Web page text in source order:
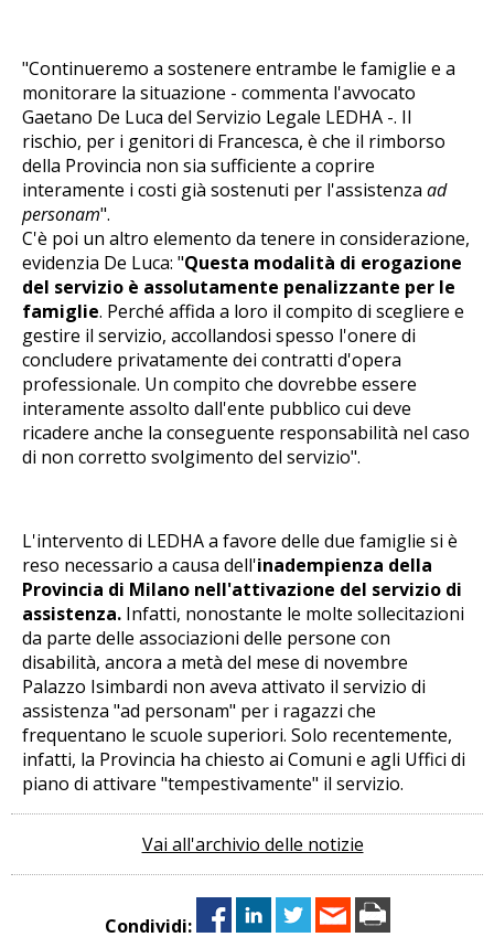
"Continueremo a sostenere entrambe le famiglie e a
monitorare la situazione - commenta l'avvocato
Gaetano De Luca del Servizio Legale LEDHA -. Il
rischio, per i genitori di Francesca, è che il rimborso
della Provincia non sia sufficiente a coprire
interamente i costi già sostenuti per l'assistenza ad
personam".
C'è poi un altro elemento da tenere in considerazione,
evidenzia De Luca: "Questa modalità di erogazione
del servizio è assolutamente penalizzante per le
famiglie. Perché affida a loro il compito di scegliere e
gestire il servizio, accollandosi spesso l'onere di
concludere privatamente dei contratti d'opera
professionale. Un compito che dovrebbe essere
interamente assolto dall'ente pubblico cui deve
ricadere anche la conseguente responsabilità nel caso
di non corretto svolgimento del servizio".
L'intervento di LEDHA a favore delle due famiglie si è
reso necessario a causa dell'inadempienza della
Provincia di Milano nell'attivazione del servizio di
assistenza. Infatti, nonostante le molte sollecitazioni
da parte delle associazioni delle persone con
disabilità, ancora a metà del mese di novembre
Palazzo Isimbardi non aveva attivato il servizio di
assistenza "ad personam" per i ragazzi che
frequentano le scuole superiori. Solo recentemente,
infatti, la Provincia ha chiesto ai Comuni e agli Uffici di
piano di attivare "tempestivamente" il servizio.
Vai all'archivio delle notizie
Condividi: